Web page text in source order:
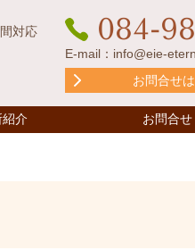
対応 084-
E-mail： info@eie-
お問合せ
介 お問合